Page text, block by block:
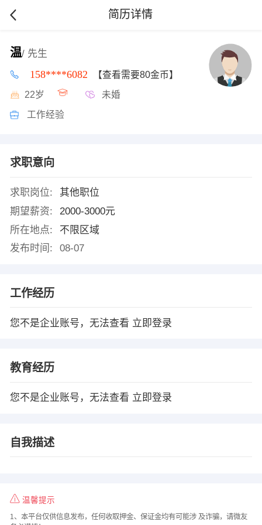
简历详情
温/ 先生
158****6082 【查看需要80金币】
22岁 未婚
工作经验
求职意向
求职岗位:
其他职位
期望薪资:
2000-3000元
所在地点:
不限区域
发布时间:
08-07
工作经历
您不是企业账号，无法查看 立即登录
教育经历
您不是企业账号，无法查看 立即登录
自我描述
温馨提示
1、本平台仅供信息发布，任何收取押金、保证金均有可能涉 及诈骗，请微友